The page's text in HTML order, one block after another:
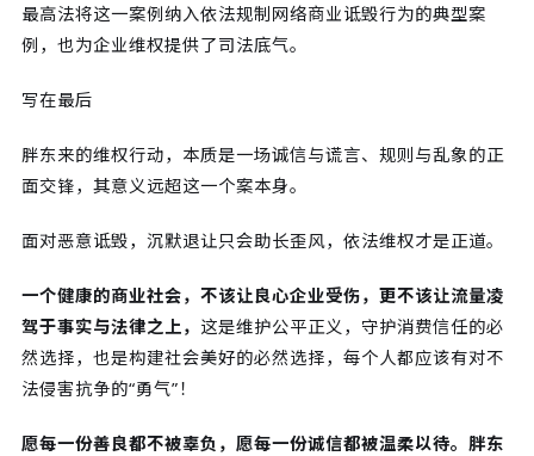
最高法将这一案例纳入依法规制网络商业诋毁行为的典型案
例，也为企业维权提供了司法底气。
写在最后
胖东来的维权行动，本质是一场诚信与谎言、规则与乱象的正
面交锋，其意义远超这一个案本身。
面对恶意诋毁，沉默退让只会助长歪风，依法维权才是正道。
一个健康的商业社会，不该让良心企业受伤，更不该让流量凌
驾于事实与法律之上， 这是维护公平正义，守护消费信任的必
然选择，也是构建社会美好的必然选择，每个人都应该有对不
法侵害抗争的“勇气”！
愿每一份善良都不被辜负，愿每一份诚信都被温柔以待。胖东